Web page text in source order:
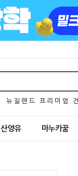
뉴 질 랜 드 프 리 미 엄
산양유 마누카꿀